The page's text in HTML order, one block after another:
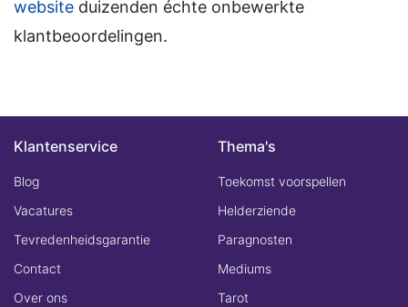
website duizenden échte onbewerkte
klantbeoordelingen.
Klantenservice
Blog
Vacatures
Tevredenheidsgarantie
Contact
Over ons
Thema's
Toekomst voorspellen
Helderziende
Paragnosten
Mediums
Tarot